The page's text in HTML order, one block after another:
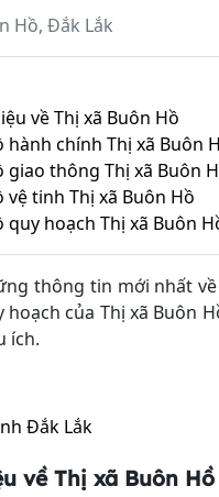
Hồ, Đắk Lắk
về Thị xã Buôn Hồ
hành chính Thị xã Buôn
giao thông Thị xã Buôn
vệ tinh Thị xã Buôn Hồ
quy hoạch Thị xã Buôn
thông tin mới nhất
của Thị xã Buôn
ích.
Đắk Lắk
về Thị xã Buôn Hồ